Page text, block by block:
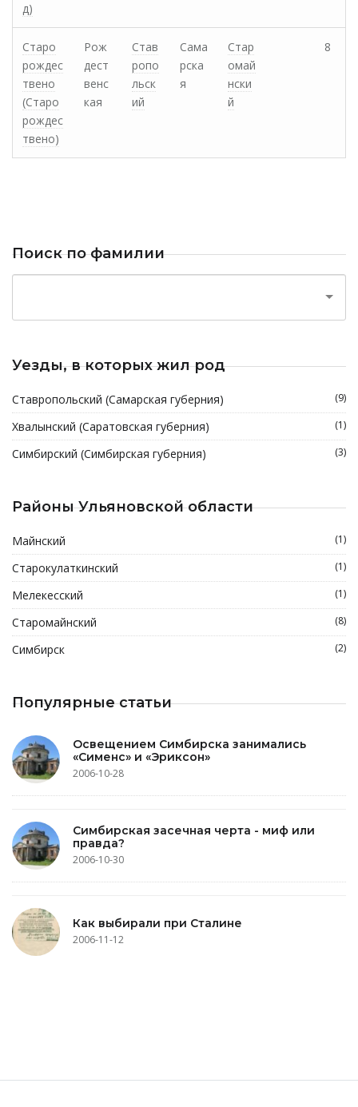
д)
Старо
рождес
твено
(Старо
рождес
твено)
Рож
дест
венс
кая
Став
ропо
льск
ий
Сама
рска
я
Стар
омай
нски
й
8
Поиск по фамилии
Уезды, в которых жил род
Ставропольский (Самарская губерния) (9)
Хвалынский (Саратовская губерния) (1)
Симбирский (Симбирская губерния) (3)
Районы Ульяновской области
Майнский (1)
Старокулаткинский (1)
Мелекесский (1)
Старомайнский (8)
Симбирск (2)
Популярные статьи
Освещением Симбирска занимались
«Сименс» и «Эриксон»
2006-10-28
Симбирская засечная черта - миф или
правда?
2006-10-30
Как выбирали при Сталине
2006-11-12